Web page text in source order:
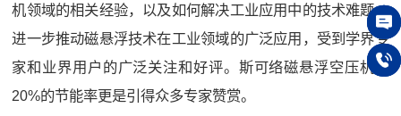
机领域的相关经验，以及如何解决工业应用中的技术难题，
进一步推动磁悬浮技术在工业领域的广泛应用，受到学界专
家和业界用户的广泛关注和好评。斯可络磁悬浮空压机超
20%的节能率更是引得众多专家赞赏。
在线